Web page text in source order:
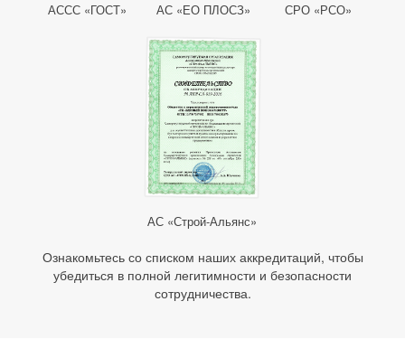
АССС «ГОСТ» АС «ЕО ПЛОСЗ» СРО «РСО»
АС «Строй-Альянс»
Ознакомьтесь со списком наших аккредитаций, чтобы
убедиться в полной легитимности и безопасности
сотрудничества.